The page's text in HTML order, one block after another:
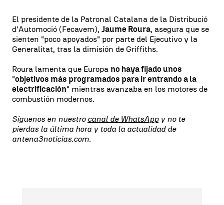
El presidente de la Patronal Catalana de la Distribució
d'Automoció (Fecavem), Jaume Roura, asegura que se
sienten "poco apoyados" por parte del Ejecutivo y la
Generalitat, tras la dimisión de Griffiths.
Roura lamenta que Europa no haya fijado unos
"objetivos más programados para ir entrando a la
electrificación" mientras avanzaba en los motores de
combustión modernos.
Síguenos en nuestro canal de WhatsAppy no te
pierdas la última hora y toda la actualidad de
antena3noticias.com.